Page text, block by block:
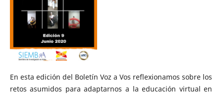
En esta edición del Boletín Voz a Vos reflexionamos sobre los
retos asumidos para adaptarnos a la educación virtual en